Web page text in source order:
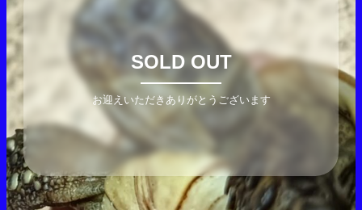
SOLD OUT
お迎えいただきありがとうございます